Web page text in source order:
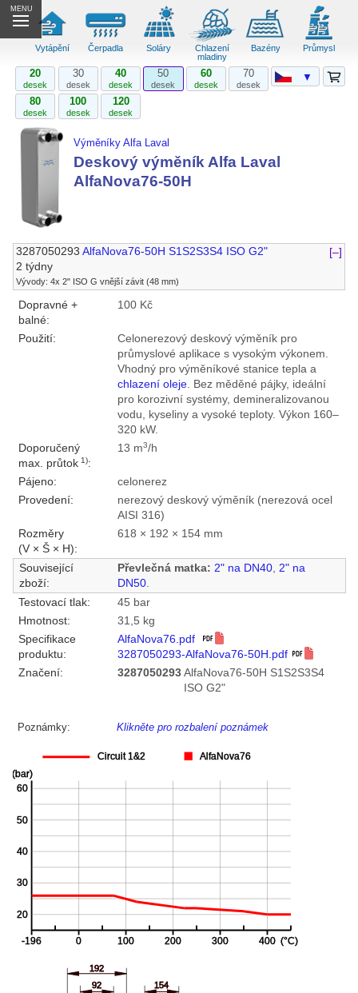
MENU
Vytápění Čerpadla Soláry
Chlazení
mladiny
Bazény Průmysl
20
desek
30
desek
40
desek
50
desek
60
desek
70
desek
80
desek
100
desek
120
desek
Výměníky Alfa Laval
Deskový výměník Alfa Laval
AlfaNova76-50H
3287050293 AlfaNova76-50H S1S2S3S4 ISO G2"
[–]
2 týdny
Vývody: 4x 2" ISO G vnější závit (48 mm)
Dopravné +
balné:
100 Kč
Použití:
Celonerezový deskový výměník pro
průmyslové aplikace s vysokým výkonem.
Vhodný pro výměníkové stanice tepla a
chlazení oleje. Bez měděné pájky, ideální
pro korozivní systémy, demineralizovanou
vodu, kyseliny a vysoké teploty. Výkon 160–
320 kW.
Doporučený
max. průtok1):
13 m3/h
Pájeno:
celonerez
Provedení:
nerezový deskový výměník (nerezová ocel
AISI 316)
Rozměry
(V × Š × H):
618 × 192 × 154 mm
Související
zboží:
Převlečná matka: 2" na DN40, 2" na
DN50.
Testovací tlak:
45 bar
Hmotnost:
31,5 kg
Specifikace
produktu:
AlfaNova76.pdf
3287050293-AlfaNova76-50H.pdf
Značení:
3287050293 AlfaNova76-50H S1S2S3S4
ISO G2"
Poznámky: Klikněte pro rozbalení poznámek
▼